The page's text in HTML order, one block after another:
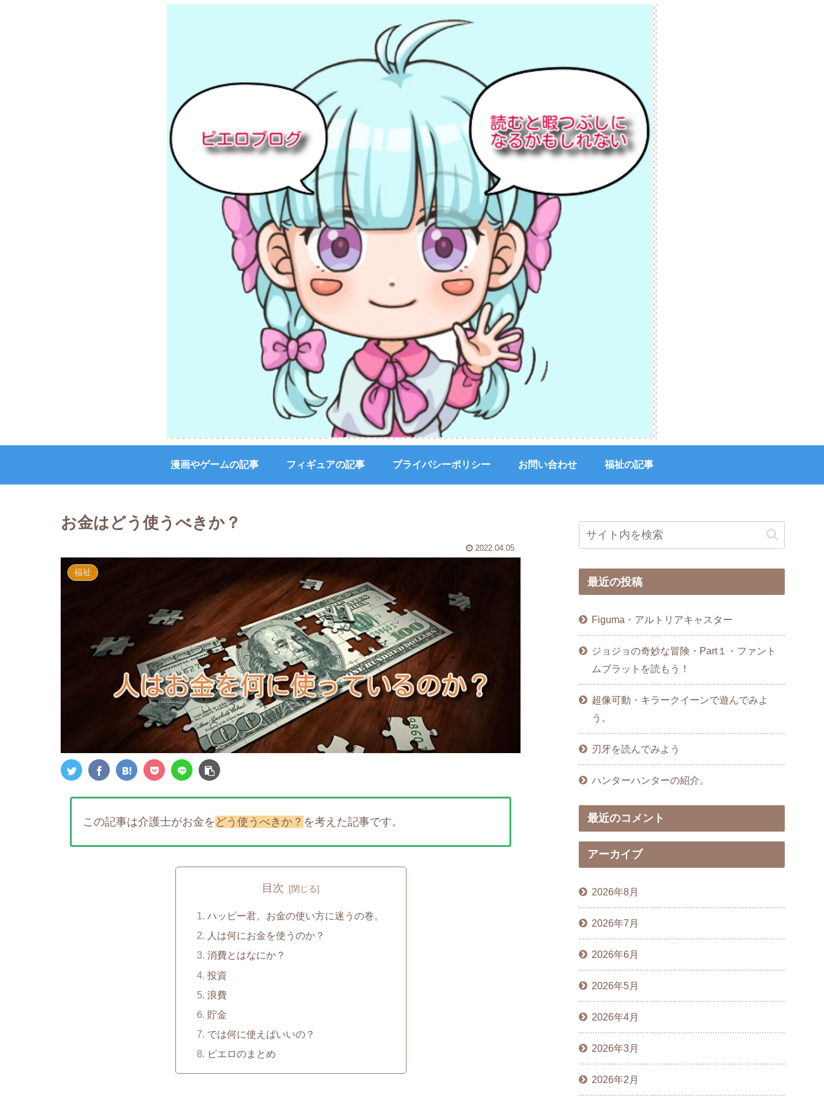
漫画やゲームの記事 フィギュアの記事 プライバシーポリシー お問い合わせ 福祉の記事
お金はどう使うべきか？
2022.04.05
福祉
この記事は介護士がお金を どう使うべきか？ を考えた記事です。
目次
ハッピー君。お金の使い方に迷うの巻。
人は何にお金を使うのか？
消費とはなにか？
投資
浪費
貯金
では何に使えばいいの？
ピエロのまとめ
最近の投稿
Figuma・アルトリアキャスター
ジョジョの奇妙な冒険・Part１・ファント
ムブラットを読もう！
超像可動・キラークイーンで遊んでみよ
う。
刃牙を読んでみよう
ハンターハンターの紹介。
最近のコメント
アーカイブ
2026年8月
2026年7月
2026年6月
2026年5月
2026年4月
2026年3月
2026年2月